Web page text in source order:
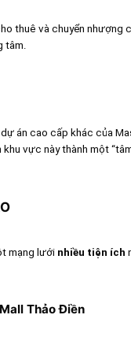
thuê và chuyển nhượng
tâm.
án cao cấp khác của
vực này thành một
mạng lưới nhiều tiện ích
Thảo Điền